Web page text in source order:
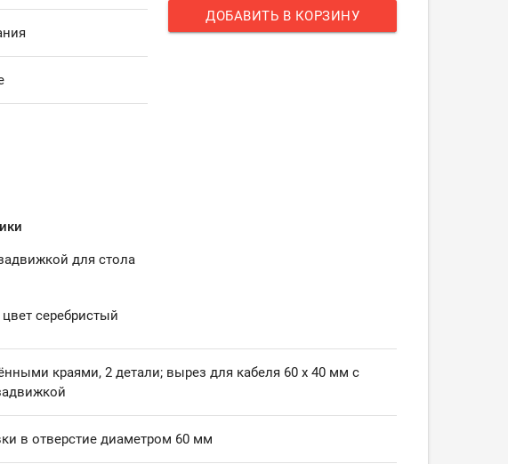
ДОБАВИТЬ В КОРЗИНУ
для стола
серебристый
краями, 2 детали; вырез для кабеля 60 х 40 мм с
в отверстие диаметром 60 мм